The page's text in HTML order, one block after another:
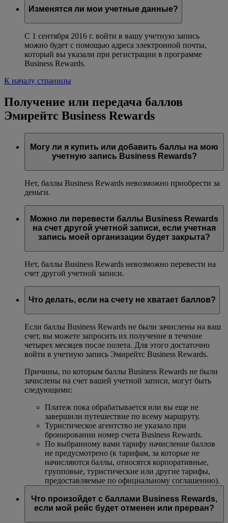
Изменятся ли мои учетные данные?
С 1 сентября 2016 г. войти в вашу учетную запись
можно будет с помощью адреса электронной почты,
который вы указали при регистрации в программе
Business Rewards.
К началу страницы
Получение или передача баллов
Эмирейтс Business Rewards
Могу ли я купить или добавить баллы на мою
учетную запись Business Rewards?
Нет, баллы Business Rewards невозможно приобрести за
деньги.
Можно ли перевести баллы Business Rewards
на счет другой учетной записи, если учетная
запись моей организации будет закрыта?
Нет, баллы Business Rewards невозможно перевести на
счет другой учетной записи.
Что делать, если на счету не хватает баллов?
Если баллы Business Rewards не были зачислены на ваш
счет, вы можете запросить их получение в течение
четырех месяцев после полета. Для этого достаточно
войти в учетную запись Эмирейтс Business Rewards.
Причины, по которым баллы Business Rewards не были
зачислены на счет вашей учетной записи, могут быть
следующими:
Платеж пока обрабатывается или вы еще не
завершили путешествие по всему маршруту.
Туристическое агентство не указало при
бронировании номер счета Business Rewards.
По выбранному вами тарифу начисление баллов
не предусмотрено (к тарифам, за которые не
начисляются баллы, относятся корпоративные,
групповые, туристические или другие тарифы,
предоставляемые по официальному соглашению).
Что произойдет с баллами Business Rewards,
если мой рейс будет отменен или прерван?